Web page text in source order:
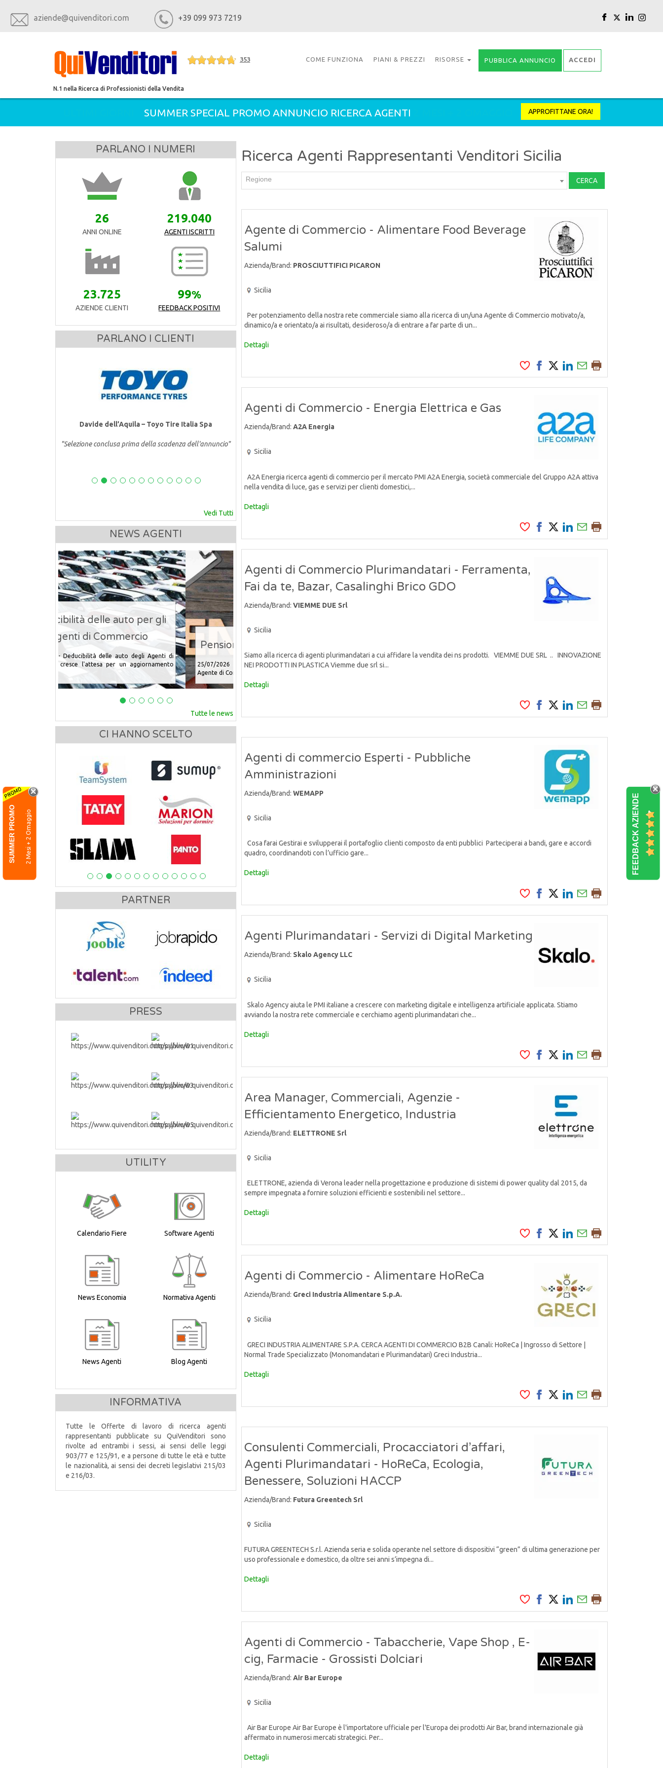
aziende@quivenditori.com +39 099 973 7219
353
N.1 nella Ricerca di Professionisti della Vendita
COME FUNZIONA PIANI & PREZZI RISORSE PUBBLICA ANNUNCIO ACCEDI
SUMMER SPECIAL PROMO ANNUNCIO RICERCA AGENTI APPROFITTANE ORA!
FEEDBACK AZIENDE
SUMMER PROMO 2 Mesi + 2 Omaggio
Ricerca Agenti Rappresentanti Venditori Sicilia
Regione CERCA
Agente di Commercio - Alimentare Food Beverage
Salumi
Azienda/Brand: PROSCIUTTIFICI PICARON
Sicilia
Per potenziamento della nostra rete commerciale siamo alla ricerca di un/una Agente di Commercio motivato/a,
dinamico/a e orientato/a ai risultati, desideroso/a di entrare a far parte di un...
Dettagli
Agenti di Commercio - Energia Elettrica e Gas
Azienda/Brand: A2A Energia
Sicilia
A2A Energia ricerca agenti di commercio per il mercato PMI A2A Energia, società commerciale del Gruppo A2A attiva
nella vendita di luce, gas e servizi per clienti domestici,...
Dettagli
Agenti di Commercio Plurimandatari - Ferramenta,
Fai da te, Bazar, Casalinghi Brico GDO
Azienda/Brand: VIEMME DUE Srl
Sicilia
Siamo alla ricerca di agenti plurimandatari a cui affidare la vendita dei ns prodotti. VIEMME DUE SRL .. INNOVAZIONE
NEI PRODOTTI IN PLASTICA Viemme due srl si...
Dettagli
Agenti di commercio Esperti - Pubbliche
Amministrazioni
Azienda/Brand: WEMAPP
Sicilia
Cosa farai Gestirai e svilupperai il portafoglio clienti composto da enti pubblici Parteciperai a bandi, gare e accordi
quadro, coordinandoti con l’ufficio gare...
Dettagli
Agenti Plurimandatari - Servizi di Digital Marketing
Azienda/Brand: Skalo Agency LLC
Sicilia
Skalo Agency aiuta le PMI italiane a crescere con marketing digitale e intelligenza artificiale applicata. Stiamo
avviando la nostra rete commerciale e cerchiamo agenti plurimandatari che...
Dettagli
Area Manager, Commerciali, Agenzie -
Efficientamento Energetico, Industria
Azienda/Brand: ELETTRONE Srl
Sicilia
ELETTRONE, azienda di Verona leader nella progettazione e produzione di sistemi di power quality dal 2015, da
sempre impegnata a fornire soluzioni efficienti e sostenibili nel settore...
Dettagli
Agenti di Commercio - Alimentare HoReCa
Azienda/Brand: Greci Industria Alimentare S.p.A.
Sicilia
GRECI INDUSTRIA ALIMENTARE S.P.A. CERCA AGENTI DI COMMERCIO B2B Canali: HoReCa | Ingrosso di Settore |
Normal Trade Specializzato (Monomandatari e Plurimandatari) Greci Industria...
Dettagli
Consulenti Commerciali, Procacciatori d’affari,
Agenti Plurimandatari - HoReCa, Ecologia,
Benessere, Soluzioni HACCP
Azienda/Brand: Futura Greentech Srl
Sicilia
FUTURA GREENTECH S.r.l. Azienda seria e solida operante nel settore di dispositivi “green” di ultima generazione per
uso professionale e domestico, da oltre sei anni s’impegna di...
Dettagli
Agenti di Commercio - Tabaccherie, Vape Shop , E-
cig, Farmacie - Grossisti Dolciari
Azienda/Brand: Air Bar Europe
Sicilia
Air Bar Europe Air Bar Europe è l'importatore ufficiale per l'Europa dei prodotti Air Bar, brand internazionale già
affermato in numerosi mercati strategici. Per...
Dettagli
PARLANO I NUMERI
26
ANNI ONLINE
219.040
AGENTI ISCRITTI
23.725
AZIENDE CLIENTI
99%
FEEDBACK POSITIVI
PARLANO I CLIENTI
Davide dell’Aquila – Toyo Tire Italia Spa
"Selezione conclusa prima della scadenza dell'annuncio"
Vedi Tutti
NEWS AGENTI
Pensione Agenti di Commercio
25/07/2026 - Quando può andare in pensione un
Agente di Commercio? È una delle domande pi&u...
Tutte le news
CI HANNO SCELTO
PARTNER
PRESS
UTILITY
Calendario Fiere Software Agenti
News Economia Normativa Agenti
News Agenti Blog Agenti
INFORMATIVA
Tutte le Offerte di lavoro di ricerca agenti
rappresentanti pubblicate su QuiVenditori sono
rivolte ad entrambi i sessi, ai sensi delle leggi
903/77 e 125/91, e a persone di tutte le età e tutte
le nazionalità, ai sensi dei decreti legislativi 215/03
e 216/03.